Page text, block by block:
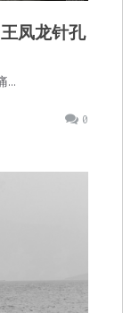
凤龙针孔
…
0